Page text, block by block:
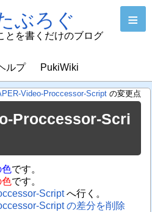
ぶろぐ
とを書くだけのブログ
≡
ルプ PukiWiki
Video-Proccessor-Scriptの変更点
Proccessor-Scri
色です。
色です。
Scriptへ行く。
Script の差分を削除